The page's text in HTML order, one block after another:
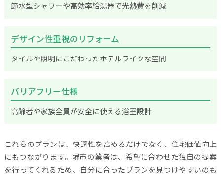
節水型シャワーや高効率給湯器で光熱費を削減
デザイン性重視のリフォーム
タイルや照明にこだわったホテルライクな空間
バリアフリー仕様
高齢者や家族全員が安全に使える浴室設計
これらのプランは、快適性を高めるだけでなく、住宅価値向上
にもつながります。堺市の業者は、希望に合わせた独自の提案
を行ってくれるため、自分に合ったプランを見つけやすいのも